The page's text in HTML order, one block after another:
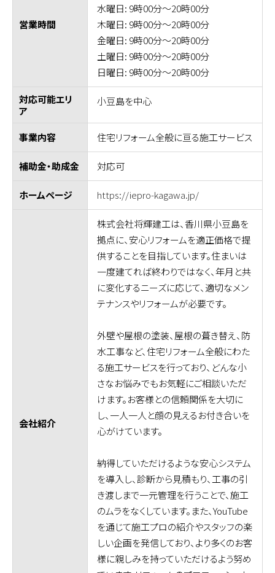
営業時間
水曜日: 9時00分～20時00分
木曜日: 9時00分～20時00分
金曜日: 9時00分～20時00分
土曜日: 9時00分～20時00分
日曜日: 9時00分～20時00分
対応可能エリ
ア
小豆島を中心
事業内容 住宅リフォーム全般に亘る施工サービス
補助金・助成金 対応可
ホームページ https://iepro-kagawa.jp/
会社紹介
株式会社将輝建工は、香川県小豆島を
拠点に、安心リフォームを適正価格で提
供することを目指しています。住まいは
一度建てれば終わりではなく、年月と共
に変化するニーズに応じて、適切なメン
テナンスやリフォームが必要です。
外壁や屋根の塗装、屋根の葺き替え、防
水工事など、住宅リフォーム全般にわた
る施工サービスを行っており、どんな小
さなお悩みでもお気軽にご相談いただ
けます。お客様との信頼関係を大切に
し、一人一人と顔の見えるお付き合いを
心がけています。
納得していただけるような安心システム
を導入し、診断から見積もり、工事の引
き渡しまで一元管理を行うことで、施工
のムラをなくしています。また、YouTube
を通じて施工プロの紹介やスタッフの楽
しい企画を発信しており、より多くのお客
様に親しみを持っていただけるよう努め